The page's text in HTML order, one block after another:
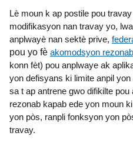
Lè moun k ap postile pou
modifikasyon nan travay yo,
anplwayè nan sektè prive,
pou yo fè akomodsyon rezonab
konn fèt) pou anplwaye ak
yon defisyans ki limite anpil
sa t ap antrene gwo difikilte
rezonab kapab ede yon moun
yon pòs, ranpli fonksyon yon
travay.